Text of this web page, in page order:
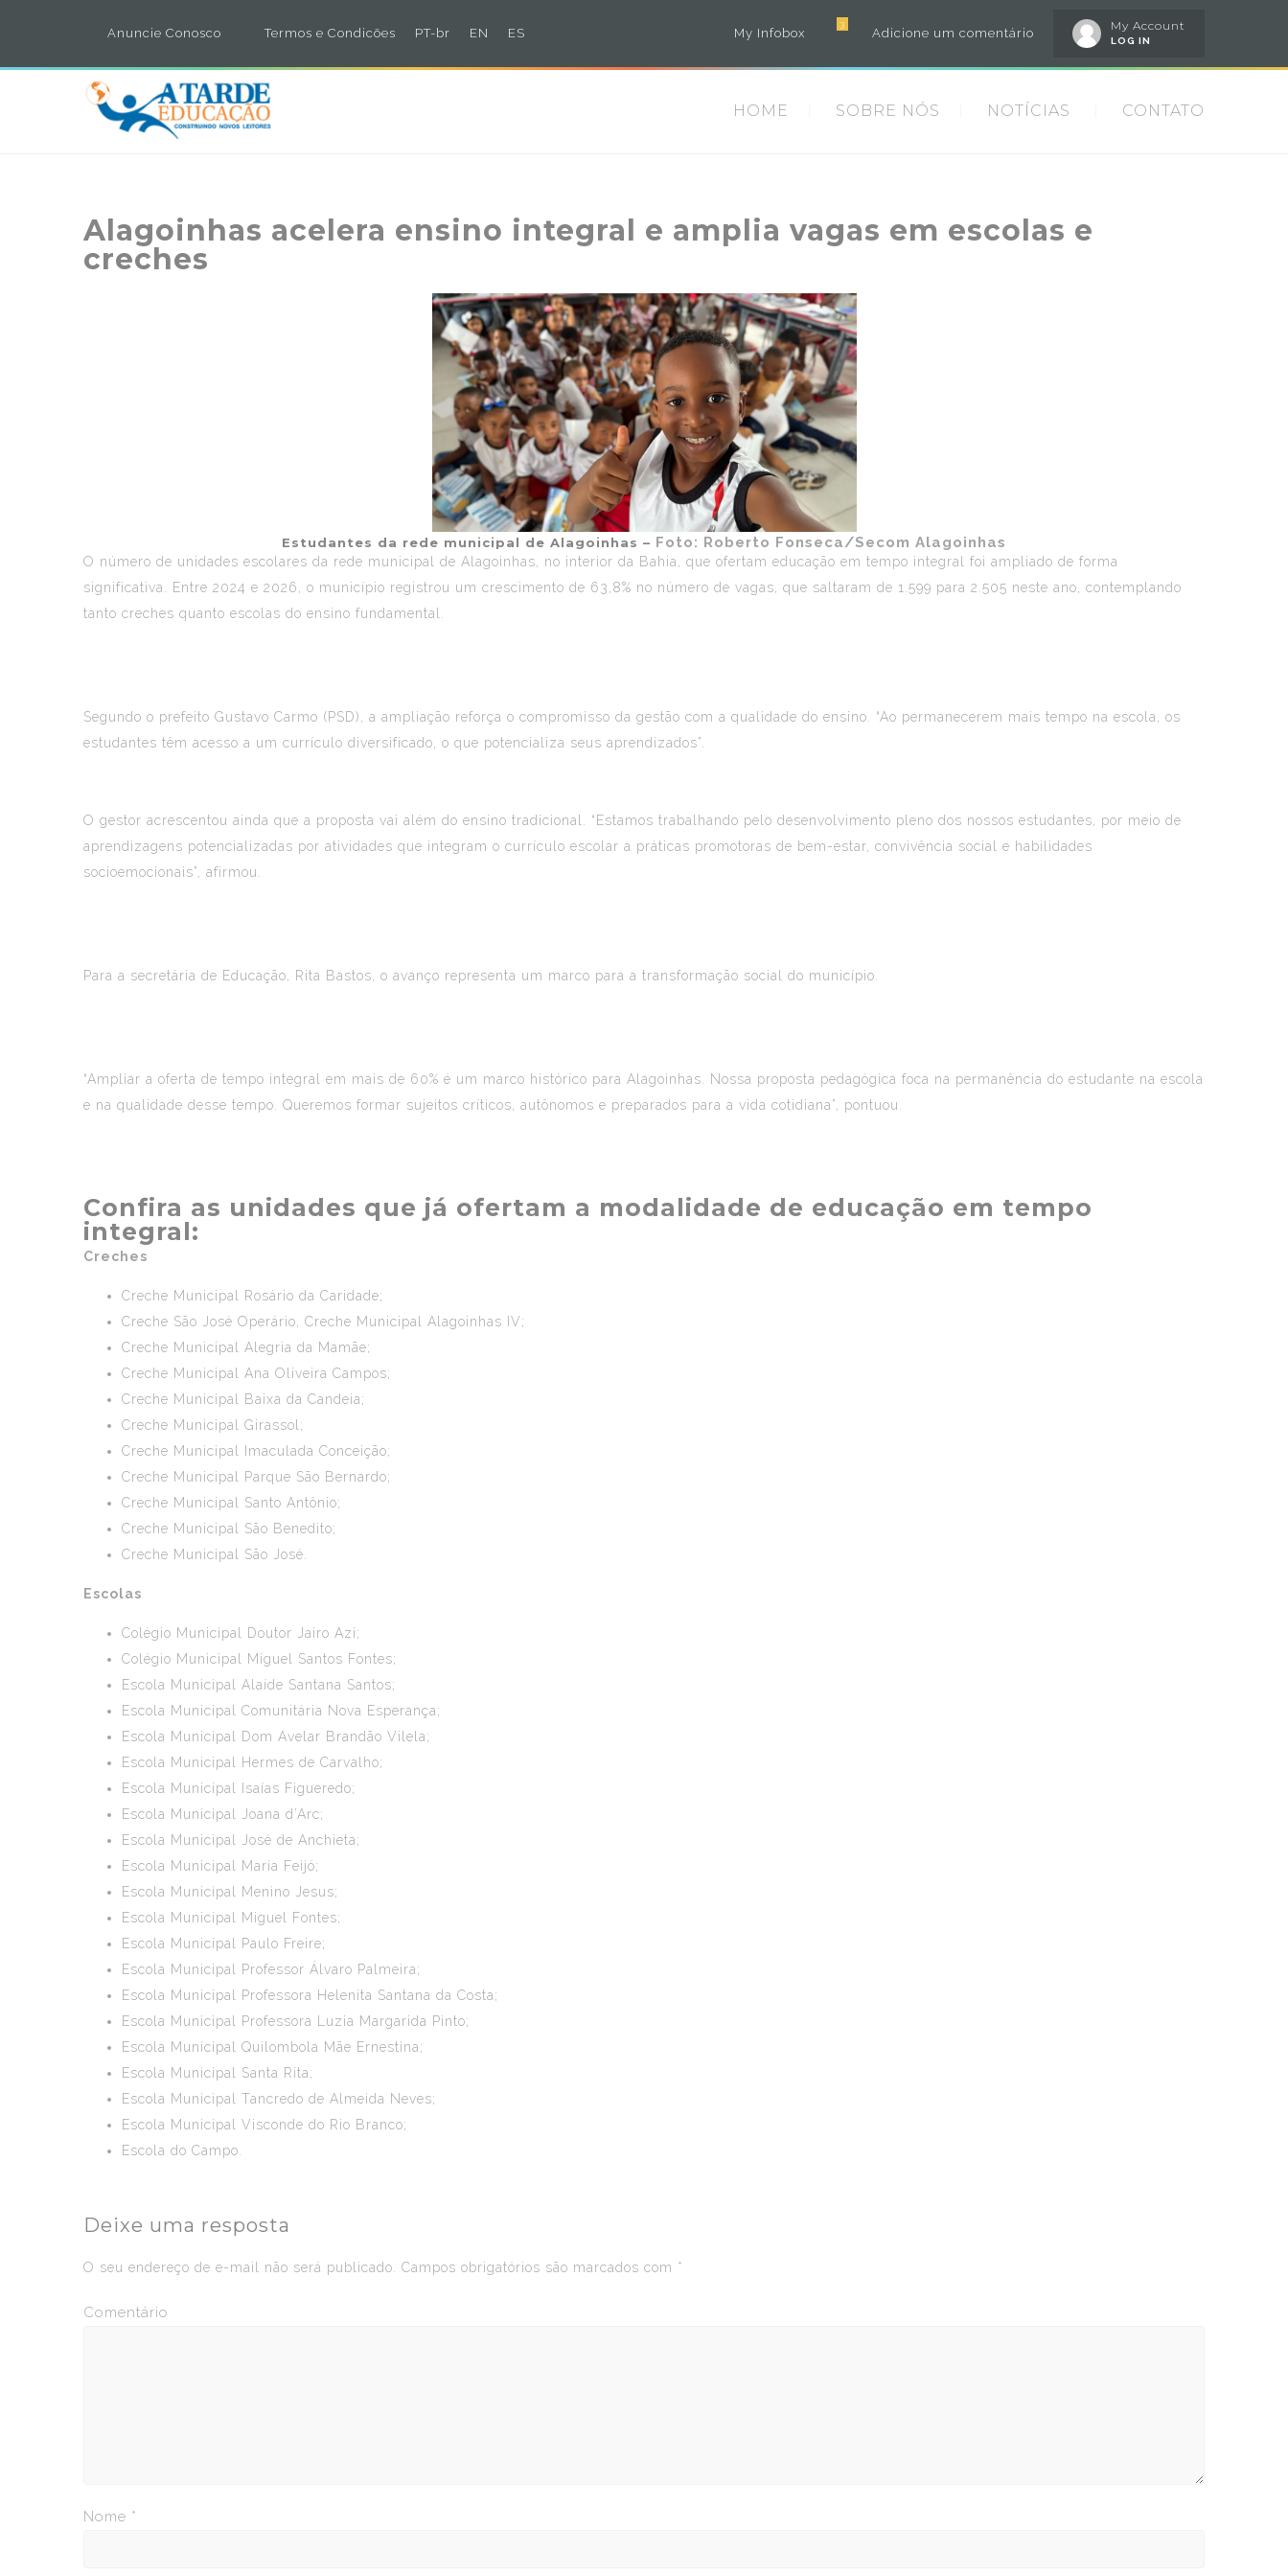
Anuncie Conosco Termos e Condicões PT-br EN ES
My Account
LOG IN
Adicione um comentário
3
My Infobox
HOME SOBRE NÓS NOTÍCIAS CONTATO
Alagoinhas acelera ensino integral e amplia vagas em escolas e
creches
Estudantes da rede municipal de Alagoinhas – Foto: Roberto Fonseca/Secom Alagoinhas
O número de unidades escolares da rede municipal de Alagoinhas , no interior da Bahia, que ofertam educação em tempo integral foi ampliado de forma
significativa. Entre 2024 e 2026, o município registrou um crescimento de 63,8% no número de vagas, que saltaram de 1.599 para 2.505 neste ano, contemplando
tanto creches quanto escolas do ensino fundamental.
Segundo o prefeito Gustavo Carmo (PSD), a ampliação reforça o compromisso da gestão com a qualidade do ensino. “Ao permanecerem mais tempo na escola, os
estudantes têm acesso a um currículo diversificado, o que potencializa seus aprendizados”.
O gestor acrescentou ainda que a proposta vai além do ensino tradicional. “Estamos trabalhando pelo desenvolvimento pleno dos nossos estudantes, por meio de
aprendizagens potencializadas por atividades que integram o currículo escolar a práticas promotoras de bem-estar, convivência social e habilidades
socioemocionais”, afirmou.
Para a secretária de Educação, Rita Bastos, o avanço representa um marco para a transformação social do município.
“Ampliar a oferta de tempo integral em mais de 60% é um marco histórico para Alagoinhas. Nossa proposta pedagógica foca na permanência do estudante na escola
e na qualidade desse tempo. Queremos formar sujeitos críticos, autônomos e preparados para a vida cotidiana”, pontuou.
Confira as unidades que já ofertam a modalidade de educação em tempo
integral:
Creches
Creche Municipal Rosário da Caridade;
Creche São José Operário, Creche Municipal Alagoinhas IV;
Creche Municipal Alegria da Mamãe;
Creche Municipal Ana Oliveira Campos;
Creche Municipal Baixa da Candeia;
Creche Municipal Girassol;
Creche Municipal Imaculada Conceição;
Creche Municipal Parque São Bernardo;
Creche Municipal Santo Antônio;
Creche Municipal São Benedito;
Creche Municipal São José.
Escolas
Colégio Municipal Doutor Jairo Azi;
Colégio Municipal Miguel Santos Fontes;
Escola Municipal Alaíde Santana Santos;
Escola Municipal Comunitária Nova Esperança;
Escola Municipal Dom Avelar Brandão Vilela;
Escola Municipal Hermes de Carvalho;
Escola Municipal Isaías Figueredo;
Escola Municipal Joana d’Arc;
Escola Municipal José de Anchieta;
Escola Municipal Maria Feijó;
Escola Municipal Menino Jesus;
Escola Municipal Miguel Fontes;
Escola Municipal Paulo Freire;
Escola Municipal Professor Álvaro Palmeira;
Escola Municipal Professora Helenita Santana da Costa;
Escola Municipal Professora Luzia Margarida Pinto;
Escola Municipal Quilombola Mãe Ernestina;
Escola Municipal Santa Rita;
Escola Municipal Tancredo de Almeida Neves;
Escola Municipal Visconde do Rio Branco;
Escola do Campo.
Deixe uma resposta
O seu endereço de e-mail não será publicado. Campos obrigatórios são marcados com *
Comentário
Nome *